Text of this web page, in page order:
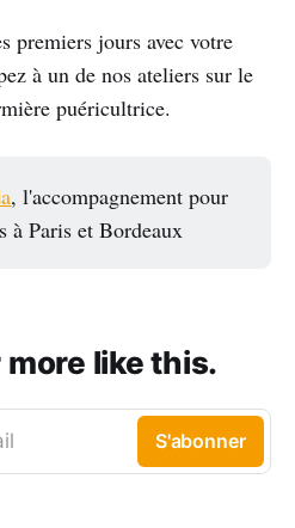
premiers jours avec votre
à un de nos ateliers sur le
puéricultrice.
, l'accompagnement pour
à Paris et Bordeaux
like this.
S'abonner